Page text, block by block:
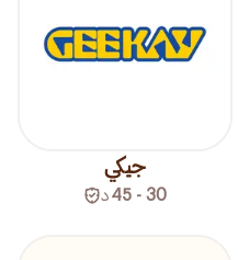
جيكي
30 - 45 د